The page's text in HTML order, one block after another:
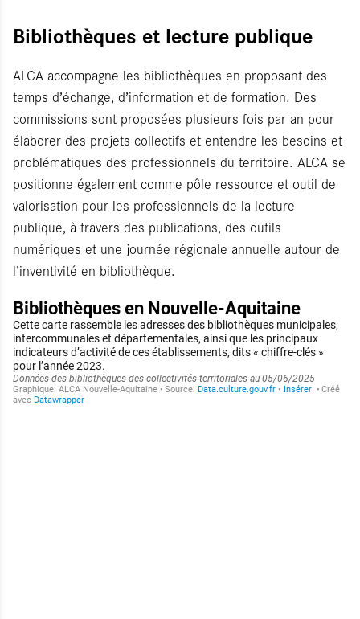
Bibliothèques et lecture publique
ALCA accompagne les bibliothèques en proposant des
temps d’échange, d’information et de formation. Des
commissions sont proposées plusieurs fois par an pour
élaborer des projets collectifs et entendre les besoins et
problématiques des professionnels du territoire. ALCA se
positionne également comme pôle ressource et outil de
valorisation pour les professionnels de la lecture
publique, à travers des publications, des outils
numériques et une journée régionale annuelle autour de
l’inventivité en bibliothèque.